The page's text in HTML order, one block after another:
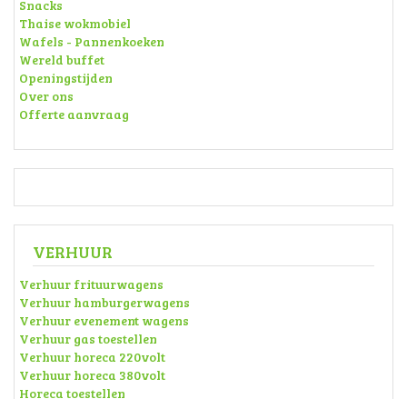
Snacks
Thaise wokmobiel
Wafels - Pannenkoeken
Wereld buffet
Openingstijden
Over ons
Offerte aanvraag
VERHUUR
Verhuur frituurwagens
Verhuur hamburgerwagens
Verhuur evenement wagens
Verhuur gas toestellen
Verhuur horeca 220volt
Verhuur horeca 380volt
Horeca toestellen